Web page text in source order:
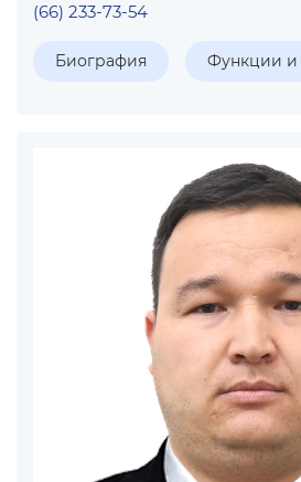
(66) 233-73-54
Биография Функции и